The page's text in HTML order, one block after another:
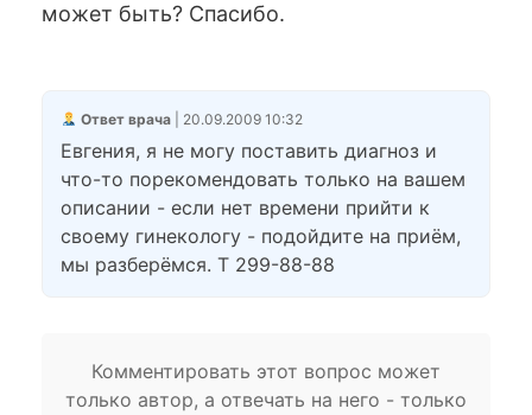
может быть? Спасибо.
Ответ врача| 20.09.2009 10:32
Евгения, я не могу поставить диагноз и
что-то порекомендовать только на вашем
описании - если нет времени прийти к
своему гинекологу - подойдите на приём,
мы разберёмся. Т 299-88-88
Комментировать этот вопрос может
только автор, а отвечать на него - только